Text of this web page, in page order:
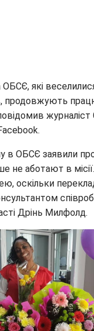
ОБСЄ, які
продовжують
журналіст
в ОБСЄ заявили
не аботают в
оскільки
Дрінь Милфолд.